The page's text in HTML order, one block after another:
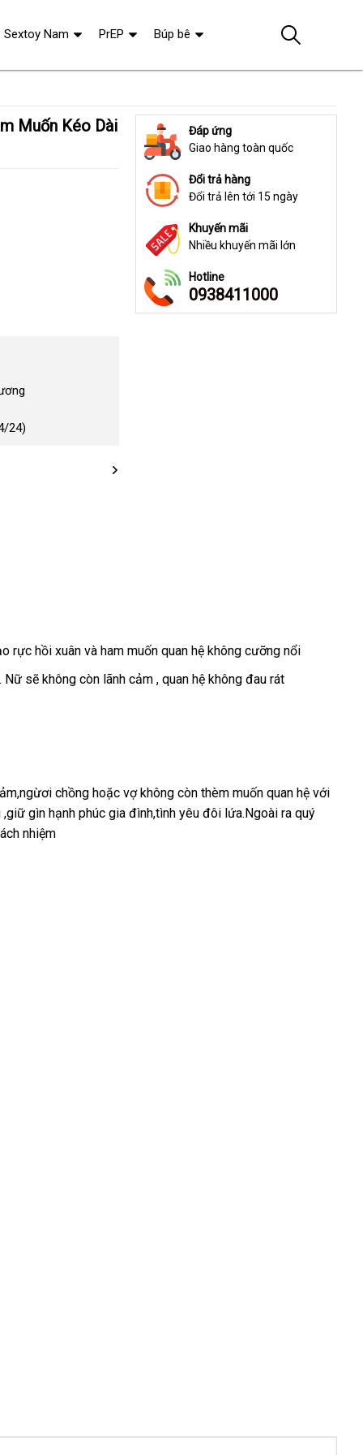
24)
Đáp ứng
Giao hàng toàn quốc
Đổi trả hàng
Đổi trả lên tới 15 ngày
Khuyến mãi
Nhiều khuyến mãi lớn
Hotline
0938411000
rực hồi xuân và ham muốn quan hệ không cưỡng nổi
giá
. Nữ tiết
sẽ không còn lãnh cảm mới
, quan hệ không đau rát
chồng facebook
hoặc vợ không còn thèm muốn quan hệ địa
chỉ
với
gìn hạnh phúc gia đình,tình yêu đôi lứa.Ngoài ra quý
nhiệm
Sextoy Nam PrEP Búp bê